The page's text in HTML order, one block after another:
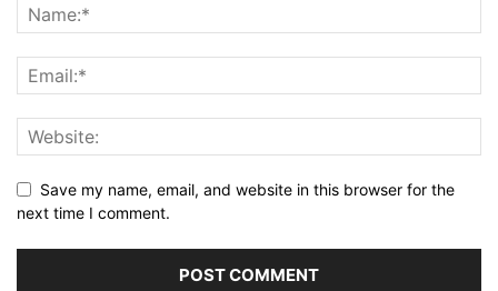
Save my name, email, and website in this browser for the
next time I comment.